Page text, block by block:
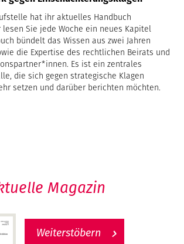
hat ihr aktuelles Handbuch
Sie jede Woche ein neues Kapitel
bündelt das Wissen aus zwei Jahren
die Expertise des rechtlichen Beirats und
Es ist ein zentrales
die sich gegen strategische Klagen
setzen und darüber berichten möchten.
Magazin
Weiterstöbern